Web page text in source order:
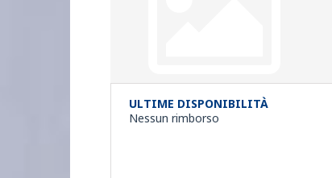
ULTIME DISPONIBILITÀ
Nessun rimborso